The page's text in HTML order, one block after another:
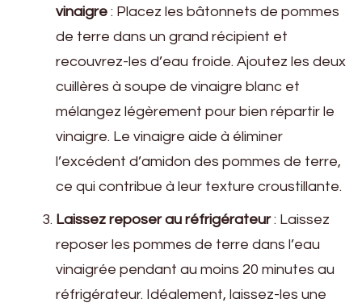
vinaigre : Placez les bâtonnets de pommes
de terre dans un grand récipient et
recouvrez-les d’eau froide. Ajoutez les deux
cuillères à soupe de vinaigre blanc et
mélangez légèrement pour bien répartir le
vinaigre. Le vinaigre aide à éliminer
l’excédent d’amidon des pommes de terre,
ce qui contribue à leur texture croustillante.
Laissez reposer au réfrigérateur: Laissez
reposer les pommes de terre dans l’eau
vinaigrée pendant au moins 20 minutes au
réfrigérateur. Idéalement, laissez-les une